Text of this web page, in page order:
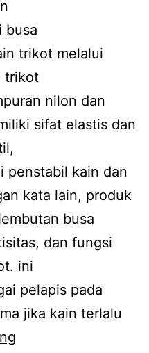
busa
trikot melalui
trikot
nilon dan
sifat elastis dan
penstabil kain dan
kata lain, produk
busa
dan fungsi
ini
pelapis pada
jika kain terlalu